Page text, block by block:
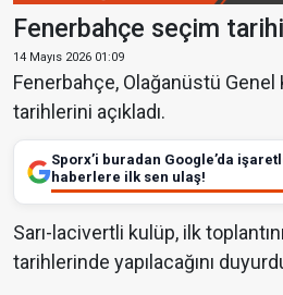
Fenerbahçe seçim
14 Mayıs 2026 01:09
Fenerbahçe, Olağanüstü Genel
tarihlerini açıkladı.
Sporx’i buradan Google’da
haberlere ilk sen ulaş!
Sarı-lacivertli kulüp, ilk
tarihlerinde yapılacağını